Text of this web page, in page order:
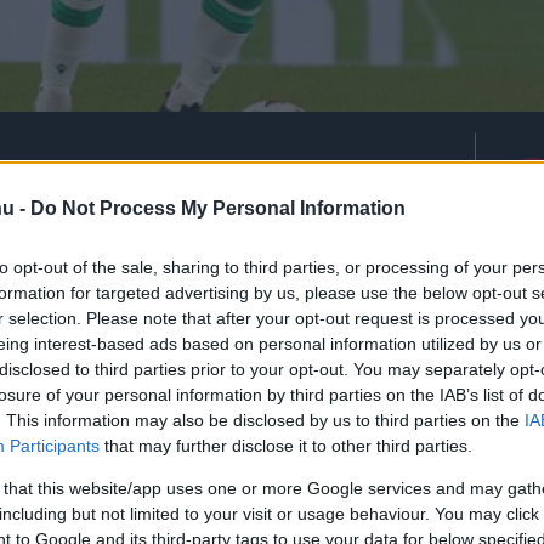
- Do Not Process My Personal Information
opt-out of the sale, sharing to third parties, or processing of your
for targeted advertising by us, please use the below opt-out
selection. Please note that after your opt-out request is processed
interest-based ads based on personal information utilized by us
to third parties prior to your opt-out. You may separately
of your personal information by third parties on the IAB’s list of
This information may also be disclosed by us to third parties on the
Participants that may further disclose it to other third parties.
that this website/app uses one or more Google services and may
but not limited to your visit or usage behaviour. You may
to Google and its third-party tags to use your data for below
próbált ki egy felállást
kövess minket aCsakfociGoogle News oldalán is!
büszkén jelentette be a Ferencváros
a svájci válogatottban is pályára léphet.
csapatába, az Észak-Írország elleni 1-1-es
3-1-re megnyert felkészülési mérkőzésen is